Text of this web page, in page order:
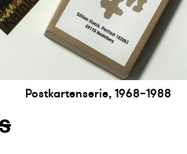
Postkartenserie, 1968–1988